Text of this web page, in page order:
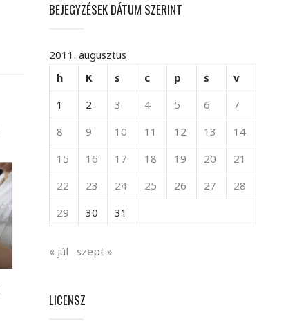
BEJEGYZÉSEK DÁTUM SZERINT
2011. augusztus
h
K s c p s
v
1
2 3 4 5 6
7
8
9 10 11 12 13
14
15
16 17 18 19 20
21
22
23 24 25 26 27
28
29
30 31
« júl szept »
LICENSZ